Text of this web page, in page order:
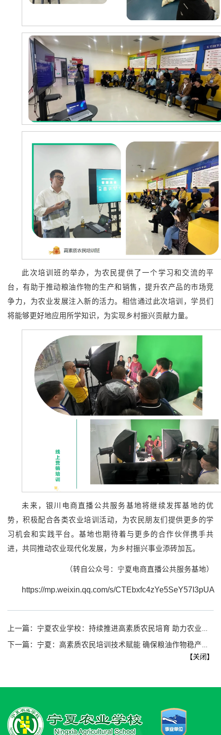
此次培训班的举办，为农民提供了一个学习和交流的平
台，有助于推动粮油作物的生产和销售，提升农产品的市场竞
争力，为农业发展注入新的活力。相信通过此次培训，学员们
将能够更好地应用所学知识，为实现乡村振兴贡献力量。
未来，银川电商直播公共服务基地将继续发挥基地的优
势，积极配合各类农业培训活动，为农民朋友们提供更多的学
习机会和实践平台。基地也期待着与更多的合作伙伴携手共
进，共同推动农业现代化发展，为乡村振兴事业添砖加瓦。
（转自公众号：宁夏电商直播公共服务基地）
https://mp.weixin.qq.com/s/CTEbxfc4zYe5SeY57I3pUA
上一篇： 宁夏农业学校：持续推进高素质农民培育 助力农业高质量发展
下一篇： 宁夏：高素质农民培训技术赋能 确保粮油作物稳产保供
【关闭】